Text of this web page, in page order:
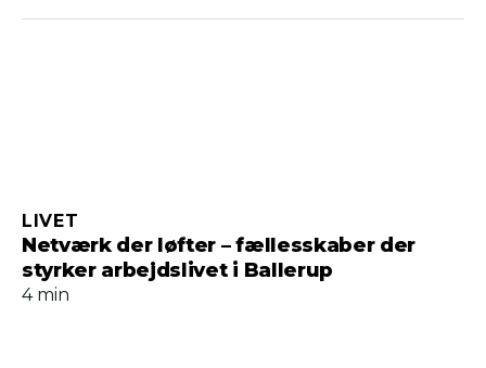
Netværk der løfter – fællesskaber der
styrker arbejdslivet i Ballerup
LIVET
4 min